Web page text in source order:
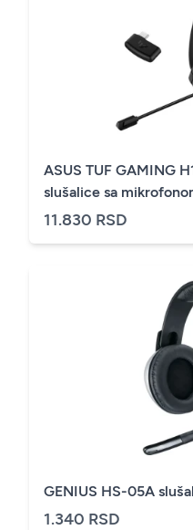
ASUS TUF GAMING
slušalice sa
11.830 RSD
GENIUS HS-05A
1.340 RSD